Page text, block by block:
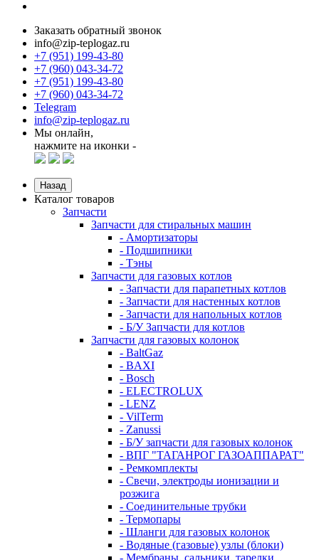
Заказать обратный звонок
info@zip-teplogaz.ru
+7 (951) 199-43-80
+7 (960) 043-34-72
+7 (951) 199-43-80
+7 (960) 043-34-72
Telegram
info@zip-teplogaz.ru
Мы онлайн,
нажмите на иконки -
Назад
Каталог товаров
Запчасти
Запчасти для стиральных машин
- Амортизаторы
- Подшипники
- Тэны
Запчасти для газовых котлов
- Запчасти для парапетных котлов
- Запчасти для настенных котлов
- Запчасти для напольных котлов
- Б/У Запчасти для котлов
Запчасти для газовых колонок
- BaltGaz
- BAXI
- Bosch
- ELECTROLUX
- LENZ
- VilTerm
- Zanussi
- Б/У запчасти для газовых колонок
- ВПГ "ТАГАНРОГ ГАЗОАППАРАТ"
- Ремкомплекты
- Свечи, электроды ионизации и
розжига
- Соединительные трубки
- Термопары
- Шланги для газовых колонок
- Водяные (газовые) узлы (блоки)
- Мембраны, сальники, тарелки